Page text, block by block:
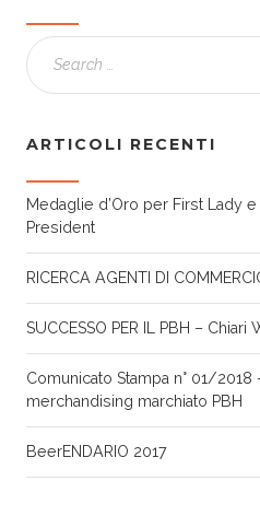
ARTICOLI RECENTI
Medaglie d’Oro per First Lady
President
RICERCA AGENTI DI
SUCCESSO PER IL PBH – Chiari
Comunicato Stampa n° 01/
merchandising marchiato PBH
BeerENDARIO 2017